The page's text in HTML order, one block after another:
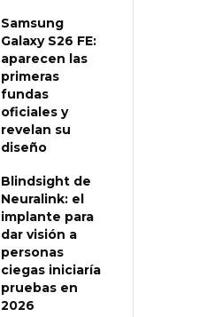
Samsung
Galaxy S26 FE:
aparecen las
primeras
fundas
oficiales y
revelan su
diseño
Blindsight de
Neuralink: el
implante para
dar visión a
personas
ciegas iniciaría
pruebas en
2026